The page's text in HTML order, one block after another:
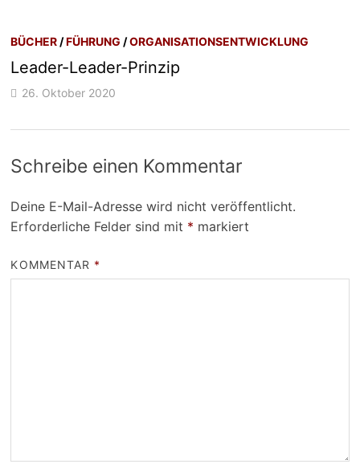
BÜCHER/FÜHRUNG /ORGANISATIONSENTWICKLUNG
Leader-Leader-Prinzip
26. Oktober 2020
Schreibe einen Kommentar
Deine E-Mail-Adresse wird nicht veröffentlicht.
Erforderliche Felder sind mit * markiert
KOMMENTAR *